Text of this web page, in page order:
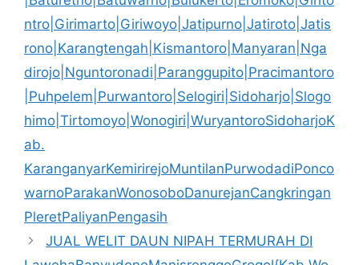
ntro|Girimarto|Giriwoyo|Jatipurno|Jatiroto|Jatis
rono|Karangtengah|Kismantoro|Manyaran|Nga
dirojo|Nguntoronadi|Paranggupito|Pracimantoro
|Puhpelem|Purwantoro|Selogiri|Sidoharjo|Slogo
himo|Tirtomoyo|Wonogiri|WuryantoroSidoharjoK
ab.
KaranganyarKemirirejoMuntilanPurwodadiPonco
warnoParakanWonosoboDanurejanCangkringan
PleretPaliyanPengasih
JUAL WELIT DAUN NIPAH TERMURAH DI